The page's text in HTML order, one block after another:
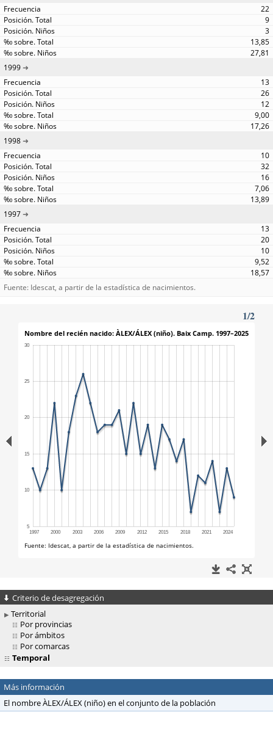
22
9
3
13,85
27,81
1999
13
26
12
9,00
17,26
1998
10
32
16
7,06
13,89
1997
13
20
10
9,52
18,57
Fuente: Idescat, a partir de la estadística de nacimientos.
Criterio de desagregación
Territorial
Por provincias
Por ámbitos
Por comarcas
Temporal
Más información
El nombre ÀLEX/ÁLEX (niño) en el conjunto de la población